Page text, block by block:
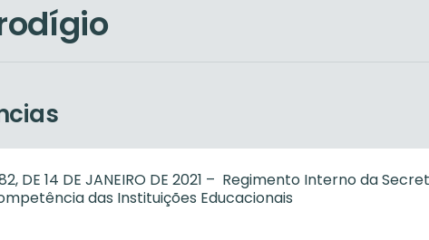
DE 14 DE JANEIRO DE 2021 – Regimento Interno da
das Instituições Educacionais